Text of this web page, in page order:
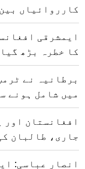
کارروائیاں
ایمشرقی
کا خطرہ بڑھ گیا
برطانیہ نے
میں شامل ہونے
افغانستان اور
جاری، طالبان
انصار عباسی: